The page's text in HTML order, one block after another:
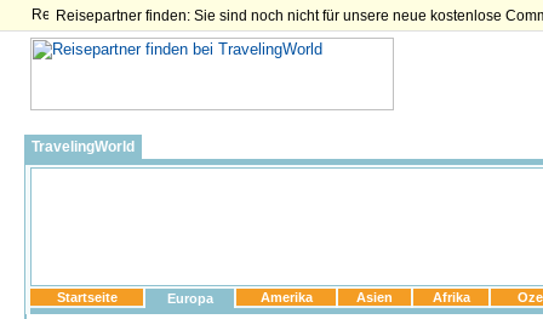
Reisepartner finden: Sie sind noch nicht für unsere neue kostenlose
TravelingWorld
Startseite Europa Amerika Asien Afrika